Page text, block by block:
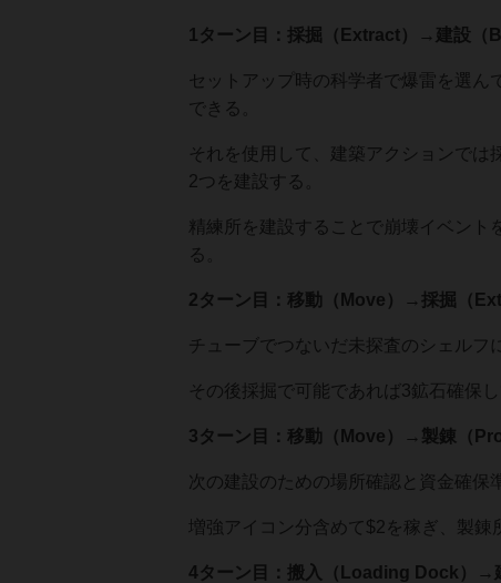
1ターン目：採掘（Extract）→建設（
セットアップ時の科学者で爆雷を選ん
できる。
それを使用して、建築アクションでは
2つを建設する。
精練所を建設することで崩壊イベント
る。
2ターン目：移動（Move）→採掘（
チューブでつないだ未探査のシェルフ
その後採掘で可能であれば3鉱石確保
3ターン目：移動（Move）→製錬（
次の建設のための場所確認と資金確保
増強アイコン分含めて$2を稼ぎ、製錬
4ターン目：搬入（Loading Dock）→